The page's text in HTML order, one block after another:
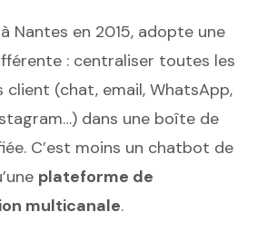
Nantes en 2015, adopte une
: centraliser toutes les
client (chat, email, WhatsApp,
dans une boîte de
C’est moins un chatbot de
plateforme de
multicanale.